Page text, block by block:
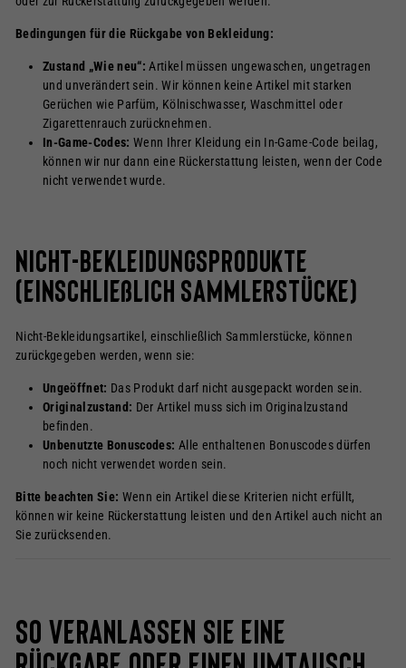
Bedingungen für die Rückgabe von Bekleidung:
Zustand „Wie neu“: Artikel müssen ungewaschen, ungetragen
und unverändert sein. Wir können keine Artikel mit starken
Gerüchen wie Parfüm, Kölnischwasser, Waschmittel oder
Zigarettenrauch zurücknehmen.
In-Game-Codes: Wenn Ihrer Kleidung ein In-Game-Code beilag,
können wir nur dann eine Rückerstattung leisten, wenn der Code
nicht verwendet wurde.
Nicht-Bekleidungsprodukte
(einschließlich Sammlerstücke)
Nicht-Bekleidungsartikel, einschließlich Sammlerstücke, können
zurückgegeben werden, wenn sie:
Ungeöffnet: Das Produkt darf nicht ausgepackt worden sein.
Originalzustand: Der Artikel muss sich im Originalzustand
befinden.
Unbenutzte Bonuscodes: Alle enthaltenen Bonuscodes dürfen
noch nicht verwendet worden sein.
Bitte beachten Sie: Wenn ein Artikel diese Kriterien nicht erfüllt,
können wir keine Rückerstattung leisten und den Artikel auch nicht an
Sie zurücksenden.
So veranlassen Sie eine